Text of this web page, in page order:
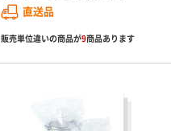
直送品
販売単位違いの商品が9商品あります